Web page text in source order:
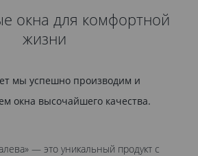
окна для комфортной
жизни
мы успешно производим и
окна высочайшего качества.
— это уникальный продукт с